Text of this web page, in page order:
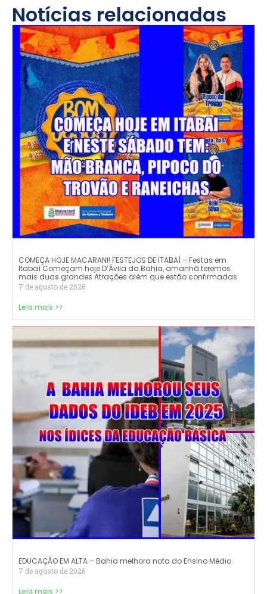
Notícias relacionadas
COMEÇA HOJE MACARANI! FESTEJOS DE ITABAÍ – Festas em
Itabaí Começam hoje D’Ávila da Bahia, amanhã teremos
mais duas grandes Atrações além que estão confirmadas.
7 de agosto de 2026
Leia mais >>
EDUCAÇÃO EM ALTA – Bahia melhora nota do Ensino Médio.
7 de agosto de 2026
Leia mais >>